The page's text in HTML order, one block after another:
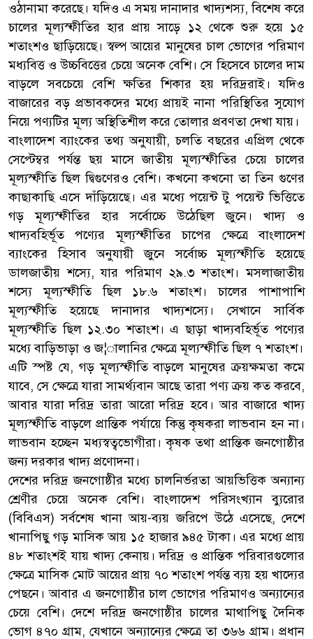
ওঠানামা করেছে। যদিও এ সময় দানাদার খাদ্যশস্য, বিশেষ করে
চালের মূল্যস্ফীতির হার প্রায় সাড়ে ১২ থেকে শুরু হয়ে ১৫
শতাংশও ছাড়িয়েছে। স্বল্প আয়ের মানুষের চাল ভোগের পরিমাণ
মধ্যবিত্ত ও উচ্চবিত্তের চেয়ে অনেক বেশি। সে হিসেবে চালের দাম
বাড়লে সবচেয়ে বেশি ক্ষতির শিকার হয় দরিদ্ররাই। যদিও
বাজারের বড় প্রভাবকদের মধ্যে প্রায়ই নানা পরিস্থিতির সুযোগ
নিয়ে পণ্যটির মূল্য অস্থিতিশীল করে তোলার প্রবণতা দেখা যায়।
বাংলাদেশ ব্যাংকের তথ্য অনুযায়ী, চলতি বছরের এপ্রিল থেকে
সেপ্টেম্বর পর্যন্ত ছয় মাসে জাতীয় মূল্যস্ফীতির চেয়ে চালের
মূল্যস্ফীতি ছিল দ্বিগুণেরও বেশি। কখনো কখনো তা তিন গুণের
কাছাকাছি এসে দাঁড়িয়েছে। এর মধ্যে পয়েন্ট টু পয়েন্ট ভিত্তিতে
গড় মূল্যস্ফীতির হার সর্বোচ্চে উঠেছিল জুনে। খাদ্য ও
খাদ্যবহির্ভূত পণ্যের মূল্যস্ফীতির চাপের ক্ষেত্রে বাংলাদেশ
ব্যাংকের হিসাব অনুযায়ী জুনে সর্বোচ্চ মূল্যস্ফীতি হয়েছে
ডালজাতীয় শস্যে, যার পরিমাণ ২৯.৩ শতাংশ। মসলাজাতীয়
শস্যে মূল্যস্ফীতি ছিল ১৮.৬ শতাংশ। চালের পাশাপাশি
মূল্যস্ফীতি হয়েছে দানাদার খাদ্যশস্যে। সেখানে সার্বিক
মূল্যস্ফীতি ছিল ১২.৩০ শতাংশ। এ ছাড়া খাদ্যবহির্ভূত পণ্যের
মধ্যে বাড়িভাড়া ও জ¦ালানির ক্ষেত্রে মূল্যস্ফীতি ছিল ৭ শতাংশ।
এটি স্পষ্ট যে, গড় মূল্যস্ফীতি বাড়লে মানুষের ক্রয়ক্ষমতা কমে
যাবে, সে ক্ষেত্রে যারা সামর্থ্যবান আছে তারা পণ্য ক্রয় কত করবে,
আবার যারা দরিদ্র তারা আরো দরিদ্র হবে। আর বাজারে খাদ্য
মূল্যস্ফীতি বাড়লে প্রান্তিক পর্যায়ে কিন্তু কৃষকরা লাভবান হন না।
লাভবান হচ্ছেন মধ্যস্বত্বভোগীরা। কৃষক তথা প্রান্তিক জনগোষ্ঠীর
জন্য দরকার খাদ্য প্রণোদনা।
দেশের দরিদ্র জনগোষ্ঠীর মধ্যে চালনির্ভরতা আয়ভিত্তিক অন্যান্য
শ্রেণীর চেয়ে অনেক বেশি। বাংলাদেশ পরিসংখ্যান ব্যুরোর
(বিবিএস) সর্বশেষ খানা আয়-ব্যয় জরিপে উঠে এসেছে, দেশে
খানাপিছু গড় মাসিক আয় ১৫ হাজার ৯৪৫ টাকা। এর মধ্যে প্রায়
৪৮ শতাংশই যায় খাদ্য কেনায়। দরিদ্র ও প্রান্তিক পরিবারগুলোর
ক্ষেত্রে মাসিক মোট আয়ের প্রায় ৭০ শতাংশ পর্যন্ত ব্যয় হয় খাদ্যের
পেছনে। আবার এ জনগোষ্ঠীর চাল ভোগের পরিমাণও অন্যান্যের
চেয়ে বেশি। দেশে দরিদ্র জনগোষ্ঠীর চালের মাথাপিছু দৈনিক
ভোগ ৪৭০ গ্রাম, যেখানে অন্যান্যের ক্ষেত্রে তা ৩৬৬ গ্রাম। প্রধান